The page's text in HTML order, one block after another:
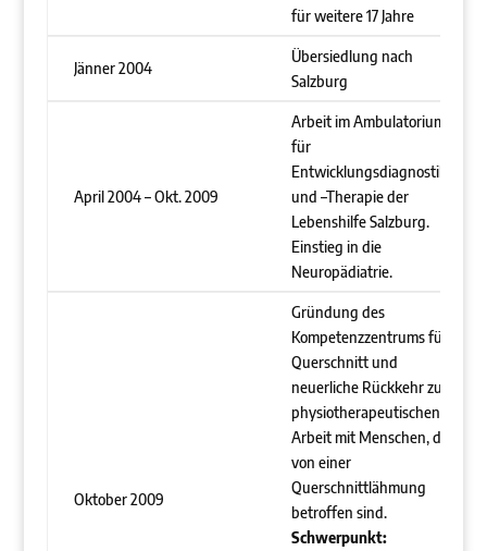
für weitere 17 Jahre
Jänner 2004
Übersiedlung nach
Salzburg
April 2004 – Okt. 2009
Arbeit im Ambulatorium
für
Entwicklungsdiagnostik
und –Therapie der
Lebenshilfe Salzburg.
Einstieg in die
Neuropädiatrie.
Oktober 2009
Gründung des
Kompetenzzentrums für
Querschnitt und
neuerliche Rückkehr zur
physiotherapeutischen
Arbeit mit Menschen, die
von einer
Querschnittlähmung
betroffen sind.
Schwerpunkt: